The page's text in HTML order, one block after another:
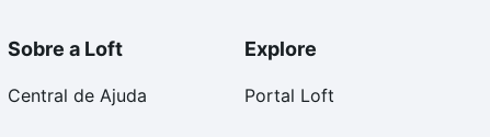
Sobre a Loft
Central de Ajuda
Explore
Portal Loft